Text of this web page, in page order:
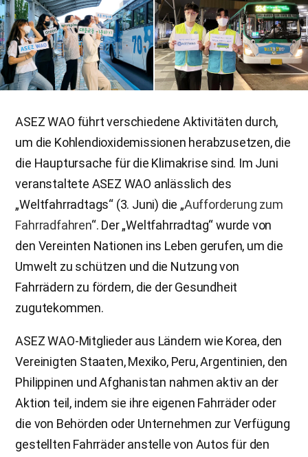
ASEZ WAO führt verschiedene Aktivitäten durch,
um die Kohlendioxidemissionen herabzusetzen, die
die Hauptursache für die Klimakrise sind. Im Juni
veranstaltete ASEZ WAO anlässlich des
„Weltfahrradtags“ (3. Juni) die „Aufforderung zum
Fahrradfahren“. Der „Weltfahrradtag“ wurde von
den Vereinten Nationen ins Leben gerufen, um die
Umwelt zu schützen und die Nutzung von
Fahrrädern zu fördern, die der Gesundheit
zugutekommen.
ASEZ WAO-Mitglieder aus Ländern wie Korea, den
Vereinigten Staaten, Mexiko, Peru, Argentinien, den
Philippinen und Afghanistan nahmen aktiv an der
Aktion teil, indem sie ihre eigenen Fahrräder oder
die von Behörden oder Unternehmen zur Verfügung
gestellten Fahrräder anstelle von Autos für den